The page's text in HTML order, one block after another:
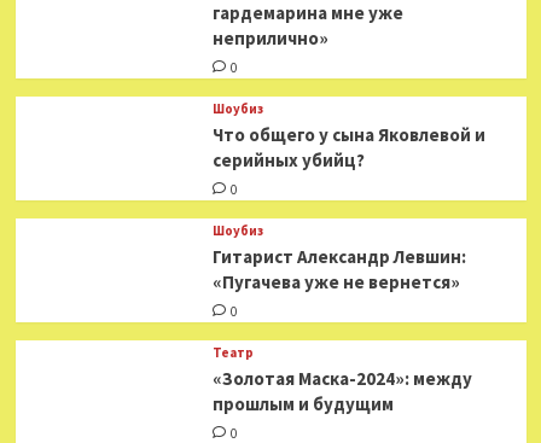
Литературыгардемарина мне уже
неприлично»
0
Шоубиз
Что общего у сына Яковлевой и
серийных убийц?
0
Шоубиз
Гитарист Александр Левшин:
«Пугачева уже не вернется»
0
Театр
«Золотая Маска-2024»: между
прошлым и будущим
0